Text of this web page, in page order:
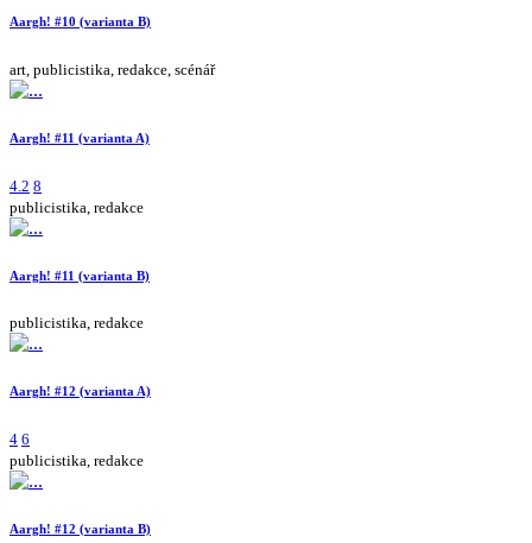
Aargh! #10 (varianta B)
art, publicistika, redakce, scénář
Aargh! #11 (varianta A)
4.2 8
publicistika, redakce
Aargh! #11 (varianta B)
publicistika, redakce
Aargh! #12 (varianta A)
4 6
publicistika, redakce
Aargh! #12 (varianta B)